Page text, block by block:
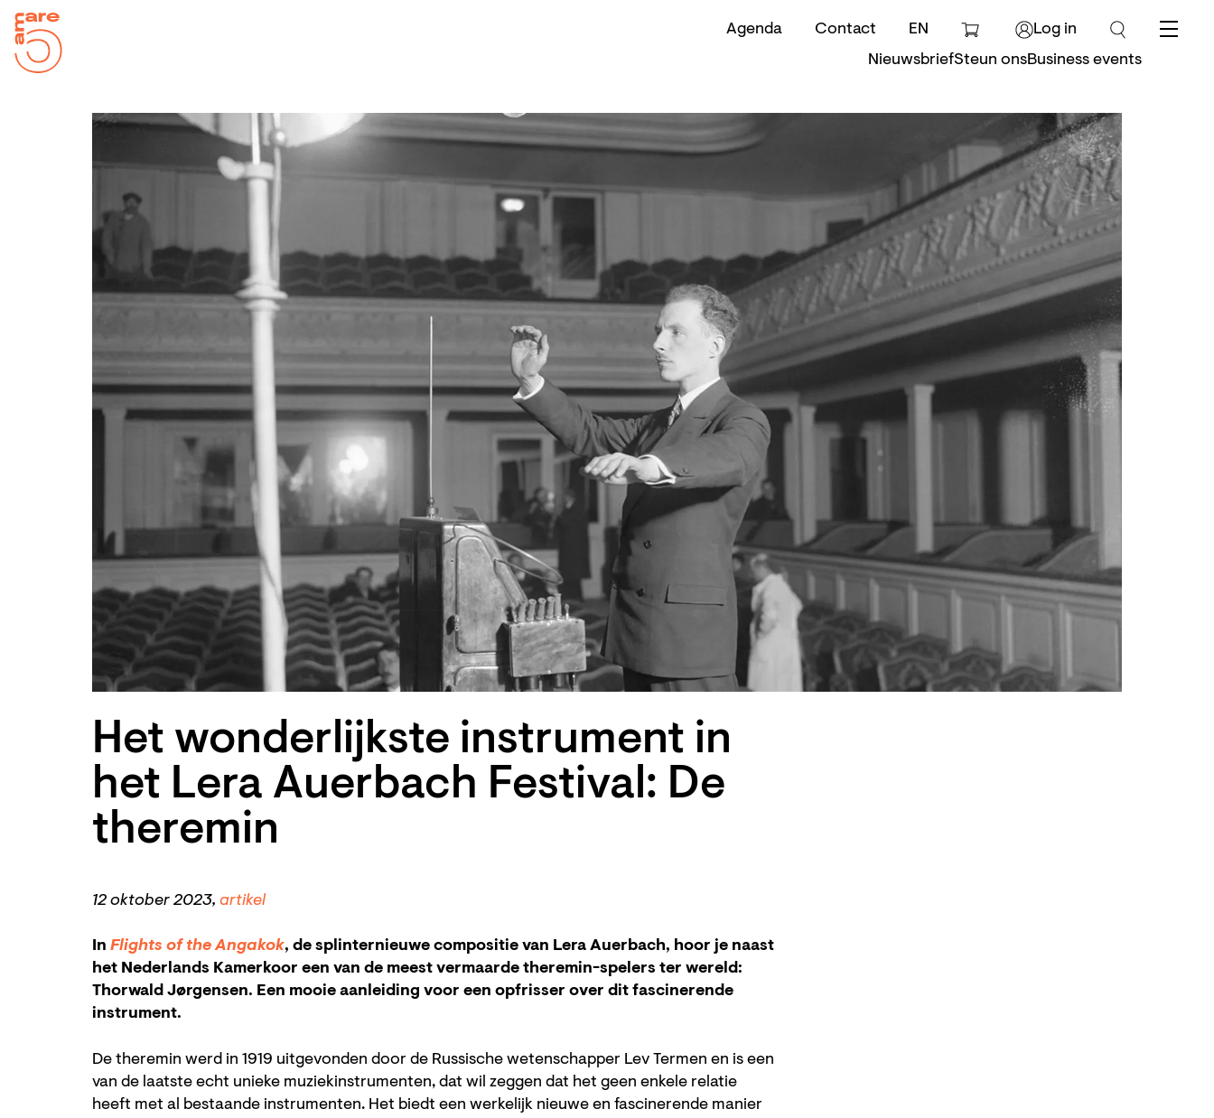
Agenda Contact EN
Log in
NieuwsbriefSteun onsBusiness events
Het wonderlijkste instrument in
het Lera Auerbach Festival: De
theremin
12 oktober 2023, artikel
In Flights of the Angakok, de splinternieuwe compositie van Lera Auerbach, hoor je naast
het Nederlands Kamerkoor een van de meest vermaarde theremin-spelers ter wereld:
Thorwald Jørgensen. Een mooie aanleiding voor een opfrisser over dit fascinerende
instrument.
De theremin werd in 1919 uitgevonden door de Russische wetenschapper Lev Termen en is een
van de laatste echt unieke muziekinstrumenten, dat wil zeggen dat het geen enkele relatie
heeft met al bestaande instrumenten. Het biedt een werkelijk nieuwe en fascinerende manier